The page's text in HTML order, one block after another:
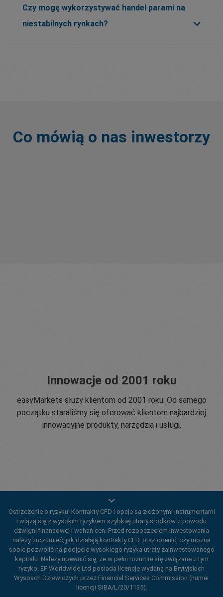
Czy mogę wykorzystywać handel parami na
niestabilnych rynkach?
Co mówią o nas inwestorzy
Innowacje od 2001 roku
easyMarkets służy klientom od 2001 roku. Od samego
początku staraliśmy się oferować klientom najbardziej
innowacyjne produkty, narzędzia i usługi.
5 gwiazdek w ocenach Trustpilot
Od 2001 roku easyMarkets dokłada wszelkich starań, aby
świadczyć najwyższy poziom usług jeśli chodzi o wsparcie
klienta, dostarczać najlepsze narzędzia zarządzania
ryzykiem, a także wsparcie klienta 24/5 oraz warunki, które
pomagają naszym traderom.
Ostrzeżenie o ryzyku: Kontrakty CFD i opcje są złożonymi instrumentami
i wiążą się z wysokim ryzykiem szybkiej utraty środków z powodu
dźwigni finansowej i wahań cen. Przed rozpoczęciem inwestowania
należy zrozumieć, jak działają kontrakty CFD, oraz ocenić, czy można
sobie pozwolić na podjęcie wysokiego ryzyka utraty zainwestowanego
kapitału. Należy upewnić się, że w pełni rozumie się związane z tym
ryzyko. EF Worldwide Ltd posiada licencję wydaną na Brytyjskich
Wyspach Dziewiczych przez Financial Services Commission (numer
licencji SIBA/L/20/1135).